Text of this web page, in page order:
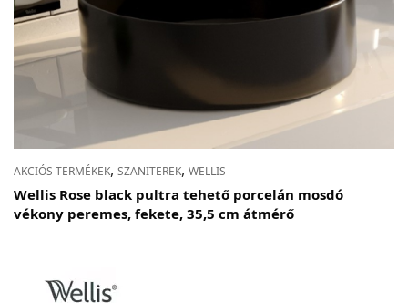
AKCIÓS TERMÉKEK, SZANITEREK, WELLIS
Wellis Rose black pultra tehető porcelán mosdó
vékony peremes, fekete, 35,5 cm átmérő